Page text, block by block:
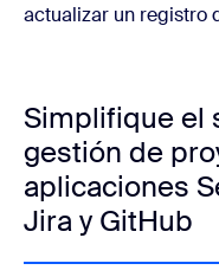
actualizar un registro
Simplifique el
gestión de
aplicaciones
Jira y GitHub